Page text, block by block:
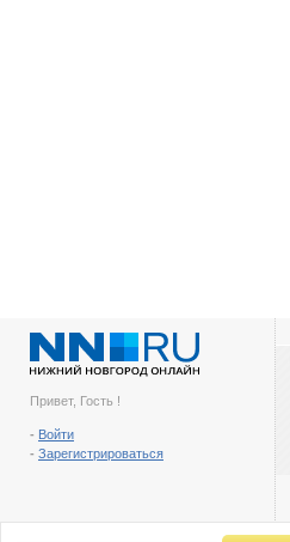
Привет, Гость !
- Войти
- Зарегистрироваться